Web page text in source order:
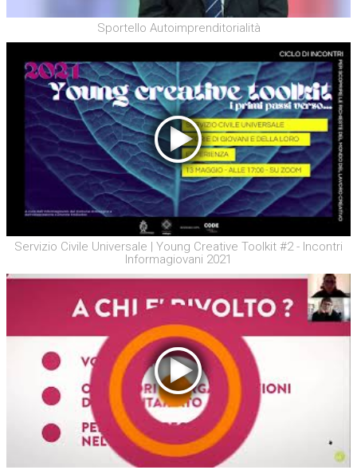
Sportello Autoimprenditorialità
Servizio Civile Universale | Young Creative Toolkit #2 - Incontri
Informagiovani 2021